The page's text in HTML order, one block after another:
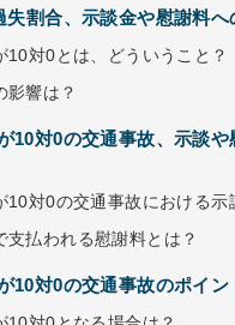
失割合、示談金や慰謝料へ
10対0とは、どういうこと？
影響は？
10対0の交通事故、示談
10対0の交通事故における示
支払われる慰謝料とは？
10対0の交通事故のポイン